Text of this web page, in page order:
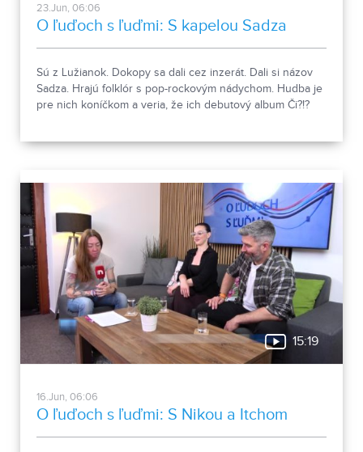
23.Jun, 06:06
O ľuďoch s ľuďmi: S kapelou Sadza
Sú z Lužianok. Dokopy sa dali cez inzerát. Dali si názov
Sadza. Hrajú folklór s pop-rockovým nádychom. Hudba je
pre nich koníčkom a veria, že ich debutový album Či?!?
15:19
16.Jun, 06:06
O ľuďoch s ľuďmi: S Nikou a Itchom